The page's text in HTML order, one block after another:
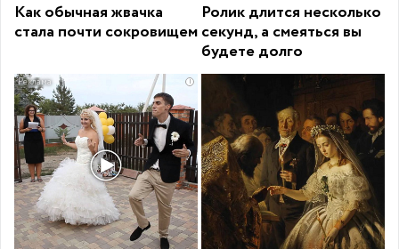
Как обычная жвачка
стала почти сокровищем
Ролик длится несколько
секунд, а смеяться вы
будете долго
i